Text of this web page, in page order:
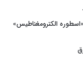
«اسطوره الکترومغناطیس»